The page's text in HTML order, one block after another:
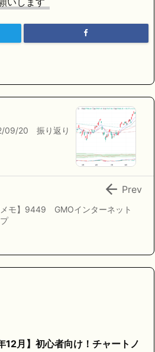
09/20 振り返り
メモ】9449 GMOインターネット
 Prev
12月】初心者向け！チャートノ